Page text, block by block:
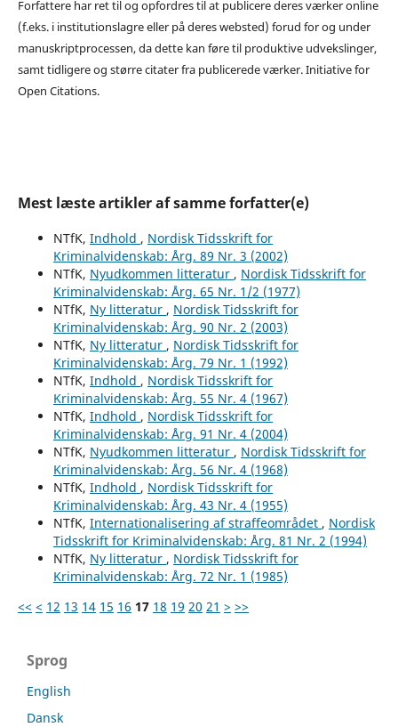
Forfattere har ret til og opfordres til at publicere deres værker online
(f.eks. i institutionslagre eller på deres websted) forud for og under
manuskriptprocessen, da dette kan føre til produktive udvekslinger,
samt tidligere og større citater fra publicerede værker. Initiative for
Open Citations.
Mest læste artikler af samme forfatter(e)
NTfK, Indhold , Nordisk Tidsskrift for
Kriminalvidenskab: Årg. 89 Nr. 3 (2002)
NTfK, Nyudkommen litteratur , Nordisk Tidsskrift for
Kriminalvidenskab: Årg. 65 Nr. 1/2 (1977)
NTfK, Ny litteratur , Nordisk Tidsskrift for
Kriminalvidenskab: Årg. 90 Nr. 2 (2003)
NTfK, Ny litteratur , Nordisk Tidsskrift for
Kriminalvidenskab: Årg. 79 Nr. 1 (1992)
NTfK, Indhold , Nordisk Tidsskrift for
Kriminalvidenskab: Årg. 55 Nr. 4 (1967)
NTfK, Indhold , Nordisk Tidsskrift for
Kriminalvidenskab: Årg. 91 Nr. 4 (2004)
NTfK, Nyudkommen litteratur , Nordisk Tidsskrift for
Kriminalvidenskab: Årg. 56 Nr. 4 (1968)
NTfK, Indhold , Nordisk Tidsskrift for
Kriminalvidenskab: Årg. 43 Nr. 4 (1955)
NTfK, Internationalisering af straffeområdet , Nordisk
Tidsskrift for Kriminalvidenskab: Årg. 81 Nr. 2 (1994)
NTfK, Ny litteratur , Nordisk Tidsskrift for
Kriminalvidenskab: Årg. 72 Nr. 1 (1985)
<< < 12 13 14 15 16 17 18 19 20 21 > >>
Sprog
English
Dansk